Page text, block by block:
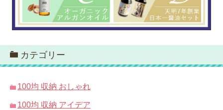
カテゴリー
100均 収納 おしゃれ
100均 収納 アイデア